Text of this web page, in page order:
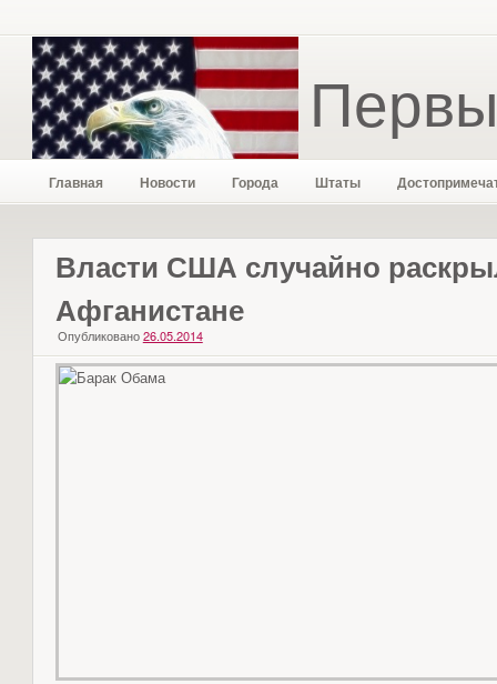
Главная Новости Города Штаты
Власти США случайно
Афганистане
Опубликовано 26.05.2014